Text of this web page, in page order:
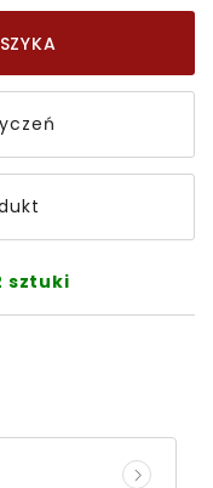
sztuki